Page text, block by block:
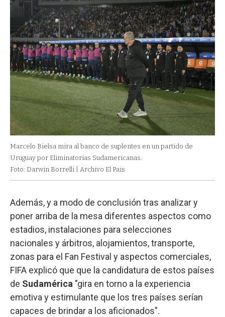
Marcelo Bielsa mira al banco de suplentes en un partido de
Uruguay por Eliminatorias Sudamericanas.
Foto: Darwin Borrelli | Archivo El Pais
Además, y a modo de conclusión tras analizar y
poner arriba de la mesa diferentes aspectos como
estadios, instalaciones para selecciones
nacionales y árbitros, alojamientos, transporte,
zonas para el Fan Festival y aspectos comerciales,
FIFA explicó que que la candidatura de estos países
de Sudamérica "gira en torno a la experiencia
emotiva y estimulante que los tres países serían
capaces de brindar a los aficionados".